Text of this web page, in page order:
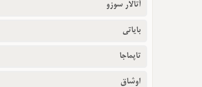
آتالار سوزو
بایاتی
تاپماجا
اوشاق